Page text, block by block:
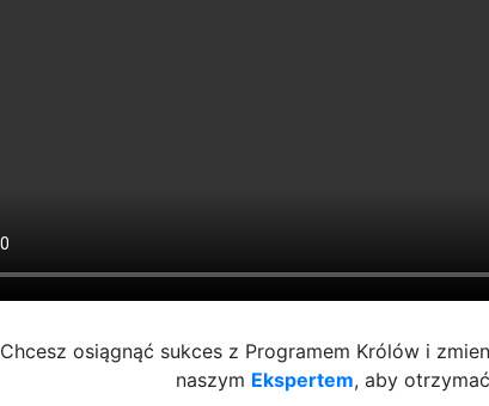
Chcesz osiągnąć sukces z Programem Królów i
naszym Ekspertem, aby